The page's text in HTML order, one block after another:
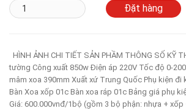
HÌNH ẢNH CHI TIẾT SẢN PHẦM THÔNG SỐ KỸ
tường Công xuất 850w Điện áp 220V Tốc độ 0-
mâm xoa 390mm Xuất xứ Trung Quốc Phụ kiện đi
Bàn Xoa xốp 01c Bàn xoa ráp 01c Bảng giá phụ
Giá: 600.000vnđ/1bộ (gồm 3 bộ phận: nhựa + xốp